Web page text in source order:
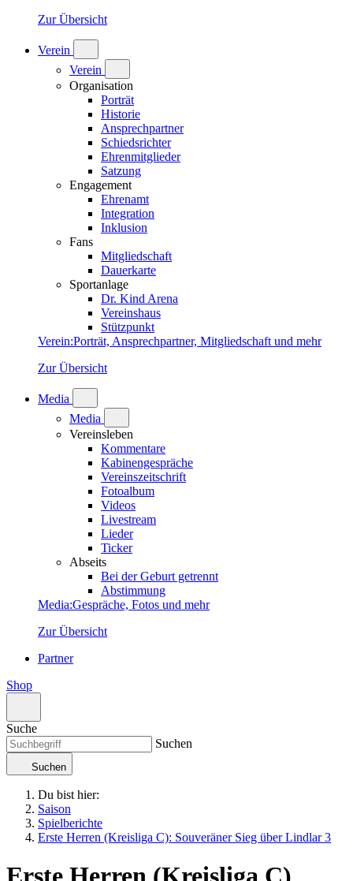
Zur Übersicht
Verein
Verein
Organisation
Porträt
Historie
Ansprechpartner
Schiedsrichter
Ehrenmitglieder
Satzung
Engagement
Ehrenamt
Integration
Inklusion
Fans
Mitgliedschaft
Dauerkarte
Sportanlage
Dr. Kind Arena
Vereinshaus
Stützpunkt
Verein:Porträt, Ansprechpartner, Mitgliedschaft und mehr
Zur Übersicht
Media
Media
Vereinsleben
Kommentare
Kabinengespräche
Vereinszeitschrift
Fotoalbum
Videos
Livestream
Lieder
Ticker
Abseits
Bei der Geburt getrennt
Abstimmung
Media:Gespräche, Fotos und mehr
Zur Übersicht
Partner
Shop
Suche
Suchen
Suchen
Du bist hier:
Saison
Spielberichte
Erste Herren (Kreisliga C): Souveräner Sieg über Lindlar 3